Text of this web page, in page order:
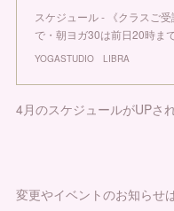
スケジュール - 《クラスご
で・朝ヨガ30は前日20時ま
YOGASTUDIO LIBRA
4月のスケジュールがUPさ
変更やイベントのお知らせ